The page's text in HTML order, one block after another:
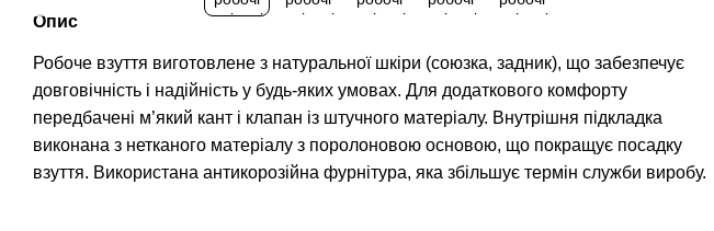
Опис
Робоче взуття виготовлене з натуральної шкіри (союзка, задник), що забезпечує
довговічність і надійність у будь-яких умовах. Для додаткового комфорту
передбачені м’який кант і клапан із штучного матеріалу. Внутрішня підкладка
виконана з нетканого матеріалу з поролоновою основою, що покращує посадку
взуття. Використана антикорозійна фурнітура, яка збільшує термін служби виробу.